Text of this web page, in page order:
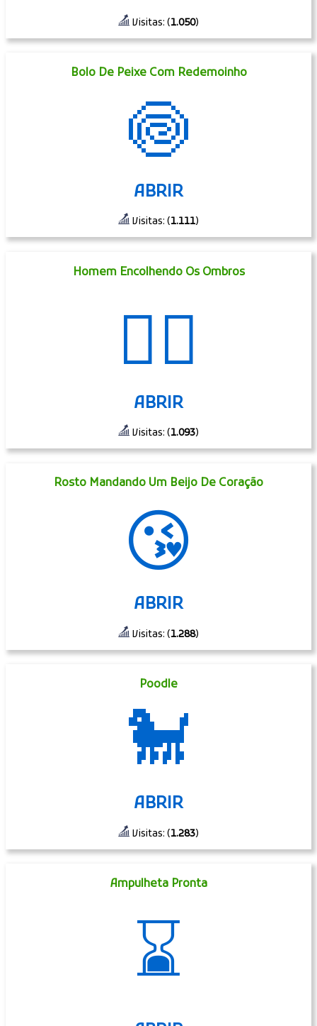
Visitas: (1.050)
Bolo De Peixe Com Redemoinho
🍥
ABRIR
Visitas: (1.111)
Homem Encolhendo Os Ombros
🤷‍♂️
ABRIR
Visitas: (1.093)
Rosto Mandando Um Beijo De Coração
😘
ABRIR
Visitas: (1.288)
Poodle
🐩
ABRIR
Visitas: (1.283)
Ampulheta Pronta
⌛